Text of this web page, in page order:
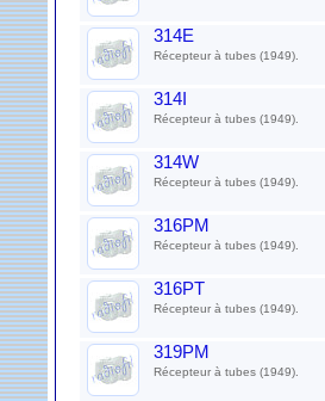
314E
Récepteur à tubes (1949).
314I
Récepteur à tubes (1949).
314W
Récepteur à tubes (1949).
316PM
Récepteur à tubes (1949).
316PT
Récepteur à tubes (1949).
319PM
Récepteur à tubes (1949).